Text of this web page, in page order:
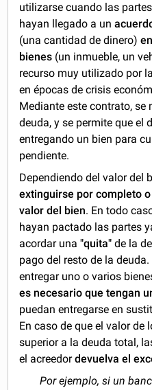
utilizarse cuando las
hayan llegado a un
(una cantidad de dinero)
bienes (un inmueble, un
recurso muy utilizado por
en épocas de crisis
Mediante este contrato, se
deuda, y se permite que el
entregando un bien para
pendiente.
Dependiendo del valor del
extinguirse por completo
valor del bien. En todo
hayan pactado las partes
acordar una"quita" de la
pago del resto de la
entregar uno o varios
es necesario que tengan
puedan entregarse en
En caso de que el valor de
superior a la deuda total,
el acreedordevuelva el
Por ejemplo, si un